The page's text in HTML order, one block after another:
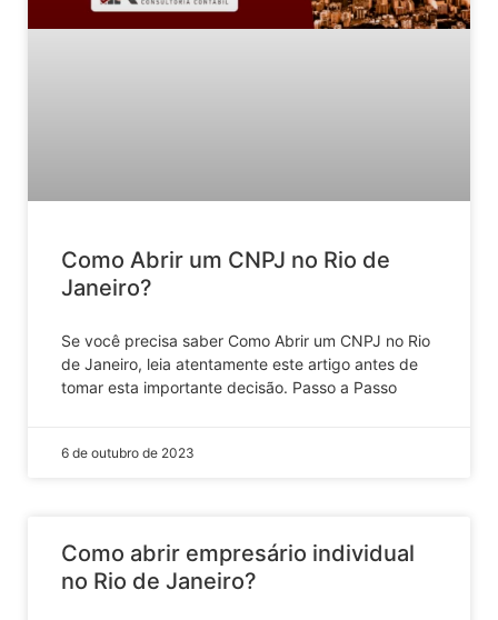
Como Abrir um CNPJ no Rio de
Janeiro?
Se você precisa saber Como Abrir um CNPJ no Rio
de Janeiro, leia atentamente este artigo antes de
tomar esta importante decisão. Passo a Passo
6 de outubro de 2023
Como abrir empresário individual
no Rio de Janeiro?